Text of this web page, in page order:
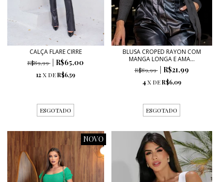
CALÇA FLARE CIRRE
R$89,99 R$65,00
12X DER$6,59
ESGOTADO
BLUSA CROPED RAYON COM
MANGA LONGA E AMA...
R$89,99 R$21,99
4 X DER$6,09
ESGOTADO
NOVO